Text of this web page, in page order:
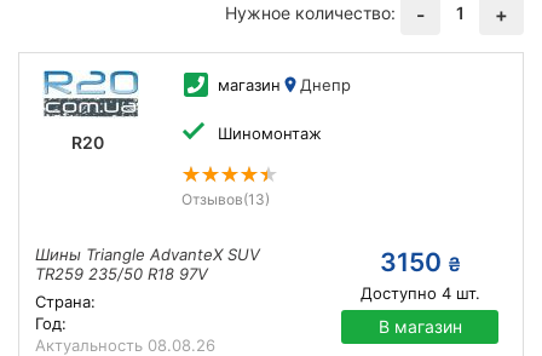
Нужное количество:
- 1 +
R20
магазин Днепр
Шиномонтаж
Отзывов(13)
Шины Triangle AdvanteX SUV
TR259 235/50 R18 97V
Страна:
Год:
Актуальность 08.08.26
3150 ₴
Доступно 4шт.
В магазин